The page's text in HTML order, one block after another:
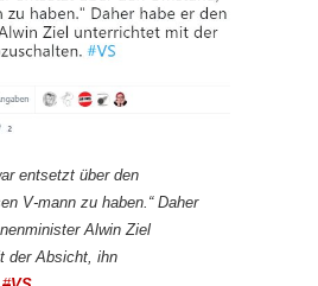
entsetzt über den
V-mann zu haben.“ Daher
Alwin Ziel
der Absicht, ihn